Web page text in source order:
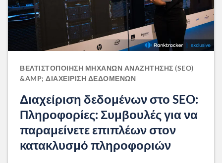
ΒΕΛΤΙΣΤΟΠΟΊΗΣΗ ΜΗΧΑΝΏΝ ΑΝΑΖΉΤΗΣΗΣ (SEO)
&AMP; ΔΙΑΧΕΊΡΙΣΗ ΔΕΔΟΜΈΝΩΝ
Διαχείριση δεδομένων στο SEO:
Πληροφορίες: Συμβουλές για να
παραμείνετε επιπλέων στον
κατακλυσμό πληροφοριών